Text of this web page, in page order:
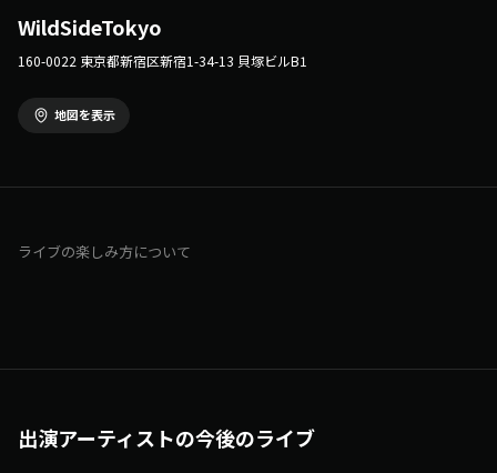
WildSideTokyo
160-0022 東京都新宿区新宿1-34-13 貝塚ビルB1
地図を表示
ライブの楽しみ方について
出演アーティストの今後のライブ